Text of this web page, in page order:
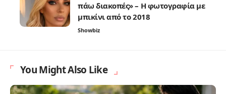
πάω διακοπές» – Η φωτογραφία με
μπικίνι από το 2018
Showbiz
You Might Also Like